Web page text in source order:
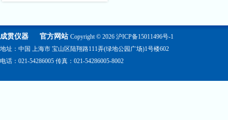
成贯仪器 官方网站 Copyright © 2026 沪ICP备15011496号-1
地址：中国 上海市 宝山区陆翔路111弄(绿地公园广场)1号楼602
电话：021-54286005 传真：021-54286005-8002